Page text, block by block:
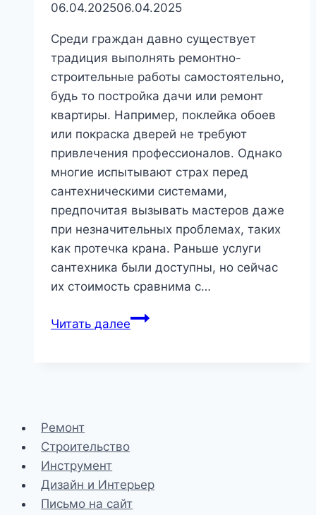
06.04.202506.04.2025
Среди граждан давно существует
традиция выполнять ремонтно-
строительные работы самостоятельно,
будь то постройка дачи или ремонт
квартиры. Например, поклейка обоев
или покраска дверей не требуют
привлечения профессионалов. Однако
многие испытывают страх перед
сантехническими системами,
предпочитая вызывать мастеров даже
при незначительных проблемах, таких
как протечка крана. Раньше услуги
сантехника были доступны, но сейчас
их стоимость сравнима с…
Читать далееКак
Ремонт
Строительство
Инструмент
Дизайн и Интерьер
Письмо на сайт